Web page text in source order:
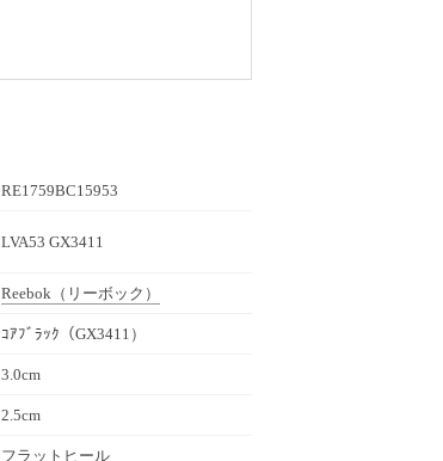
RE1759BC15953
LVA53 GX3411
Reebok （リーボック）
ｺｱﾌﾞﾗｯｸ（GX3411）
3.0cm
2.5cm
フラットヒール